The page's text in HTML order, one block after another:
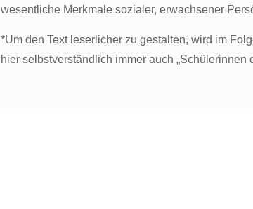
wesentliche Merkmale sozialer, erwachsener
*Um den Text leserlicher zu gestalten, wird im
hier selbstverständlich immer auch „Schülerinnen